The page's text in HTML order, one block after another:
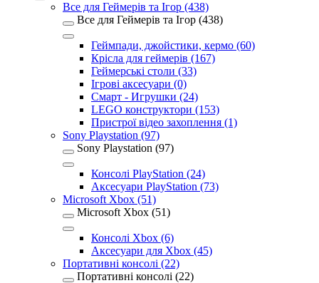
Все для Геймерів та Ігор (438)
Все для Геймерів та Ігор (438)
Геймпади, джойстики, кермо (60)
Крісла для геймерів (167)
Геймерські столи (33)
Ігрові аксесуари (0)
Смарт - Игрушки (24)
LEGO конструктори (153)
Пристрої відео захоплення (1)
Sony Playstation (97)
Sony Playstation (97)
Консолі PlayStation (24)
Аксесуари PlayStation (73)
Microsoft Xbox (51)
Microsoft Xbox (51)
Консолі Xbox (6)
Аксесуари для Xbox (45)
Портативні консолі (22)
Портативні консолі (22)